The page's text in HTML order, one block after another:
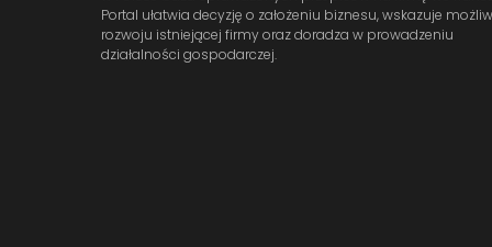
Portal ułatwia decyzję o założeniu biznesu, wskazuje
rozwoju istniejącej firmy oraz doradza w prowadzeniu
działalności gospodarczej.